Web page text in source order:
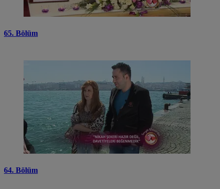
65. Bölüm
64. Bölüm